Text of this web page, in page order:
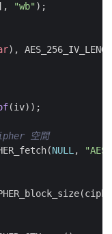
"wb");
),
(iv));
(NULL,
(